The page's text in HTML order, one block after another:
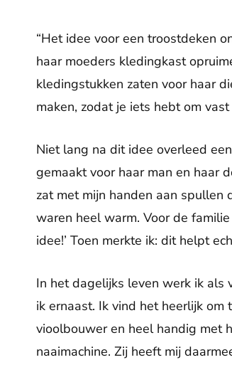
“Het idee voor een troostdeken
haar moeders kledingkast
kledingstukken zaten voor haar
maken, zodat je iets hebt om
Niet lang na dit idee overleed
gemaakt voor haar man en haar
zat met mijn handen aan spullen
waren heel warm. Voor de
idee!’ Toen merkte ik: dit helpt
In het dagelijks leven werk ik als
ik ernaast. Ik vind het heerlijk om
vioolbouwer en heel handig met
naaimachine. Zij heeft mij